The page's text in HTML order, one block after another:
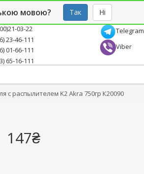
мовою? Так Ні
03-22
23-46-111
01-66-111
65-16-111
Telegram
Viber
с распылителем K2 Akra 750гр К20090
147₴